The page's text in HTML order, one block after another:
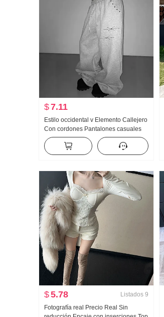
$7.11
Estilo occidental v Elemento Callejero
Con cordones Pantalones casuales
y2k Retro Harajuku Estrás Pantalones
rectos Talle alto Hee Ha Pantalones
deportivos Mujer
$5.78 Listados 9
Fotografía real Precio Real Sin